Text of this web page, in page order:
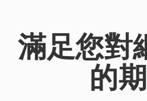
滿足您對
的